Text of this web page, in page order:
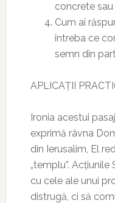
concrete
Cum ai
întreba ce
semn din
APLICAȚII
Ironia acestui
exprimă râvna
din Ierusalim, El
„templu”.
cu cele ale unui
distrugă, ci să